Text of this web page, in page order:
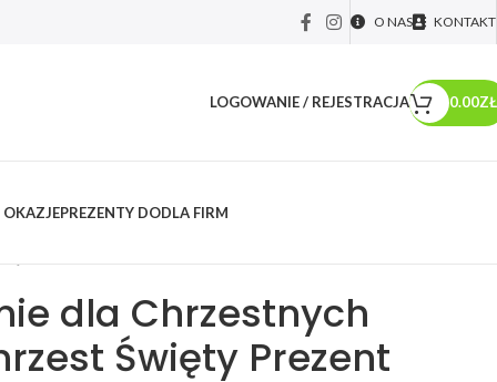
O NAS KONTAKT
LOGOWANIE / REJESTRACJA 0.00ZŁ
OKAZJEPREZENTY DODLA FIRM
dla Chrzestnych
Święty Prezent